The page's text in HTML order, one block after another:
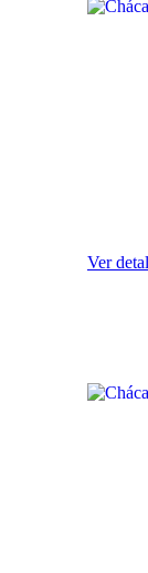
Ver